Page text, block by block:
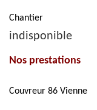
Chantier
indisponible
Nos prestations
Couvreur 86 Vienne